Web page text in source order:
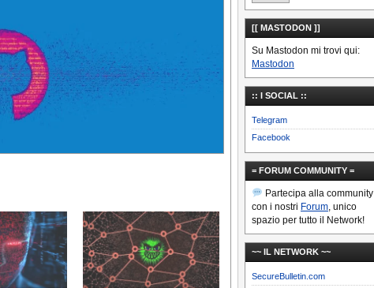
[[ MASTODON ]]
Su Mastodon mi trovi qui:
Mastodon
:: I SOCIAL ::
Telegram
Facebook
= FORUM COMMUNITY =
Partecipa alla community
con i nostri Forum, unico
spazio per tutto il Network!
~~ IL NETWORK ~~
SecureBulletin.com